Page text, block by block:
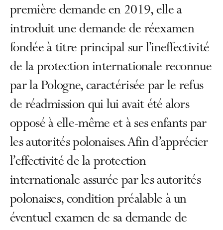
première demande en 2019, elle a
introduit une demande de réexamen
fondée à titre principal sur l’ineffectivité
de la protection internationale reconnue
par la Pologne, caractérisée par le refus
de réadmission qui lui avait été alors
opposé à elle-même et à ses enfants par
les autorités polonaises. Afin d’apprécier
l’effectivité de la protection
internationale assurée par les autorités
polonaises, condition préalable à un
éventuel examen de sa demande de